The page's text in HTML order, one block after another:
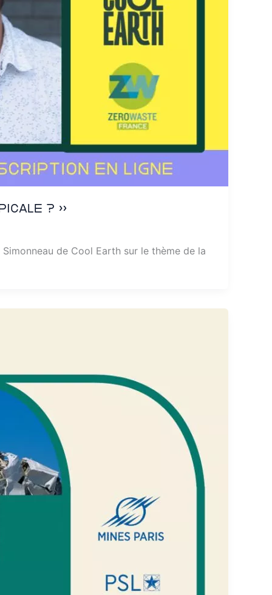
? »
de Cool Earth sur le thème de la